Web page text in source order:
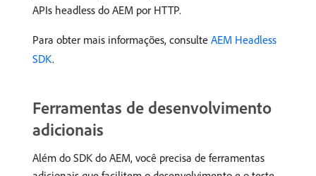
APIs headless do AEM por HTTP.
Para obter mais informações, consulte AEM Headless
SDK.
Ferramentas de desenvolvimento
adicionais
Além do SDK do AEM, você precisa de ferramentas